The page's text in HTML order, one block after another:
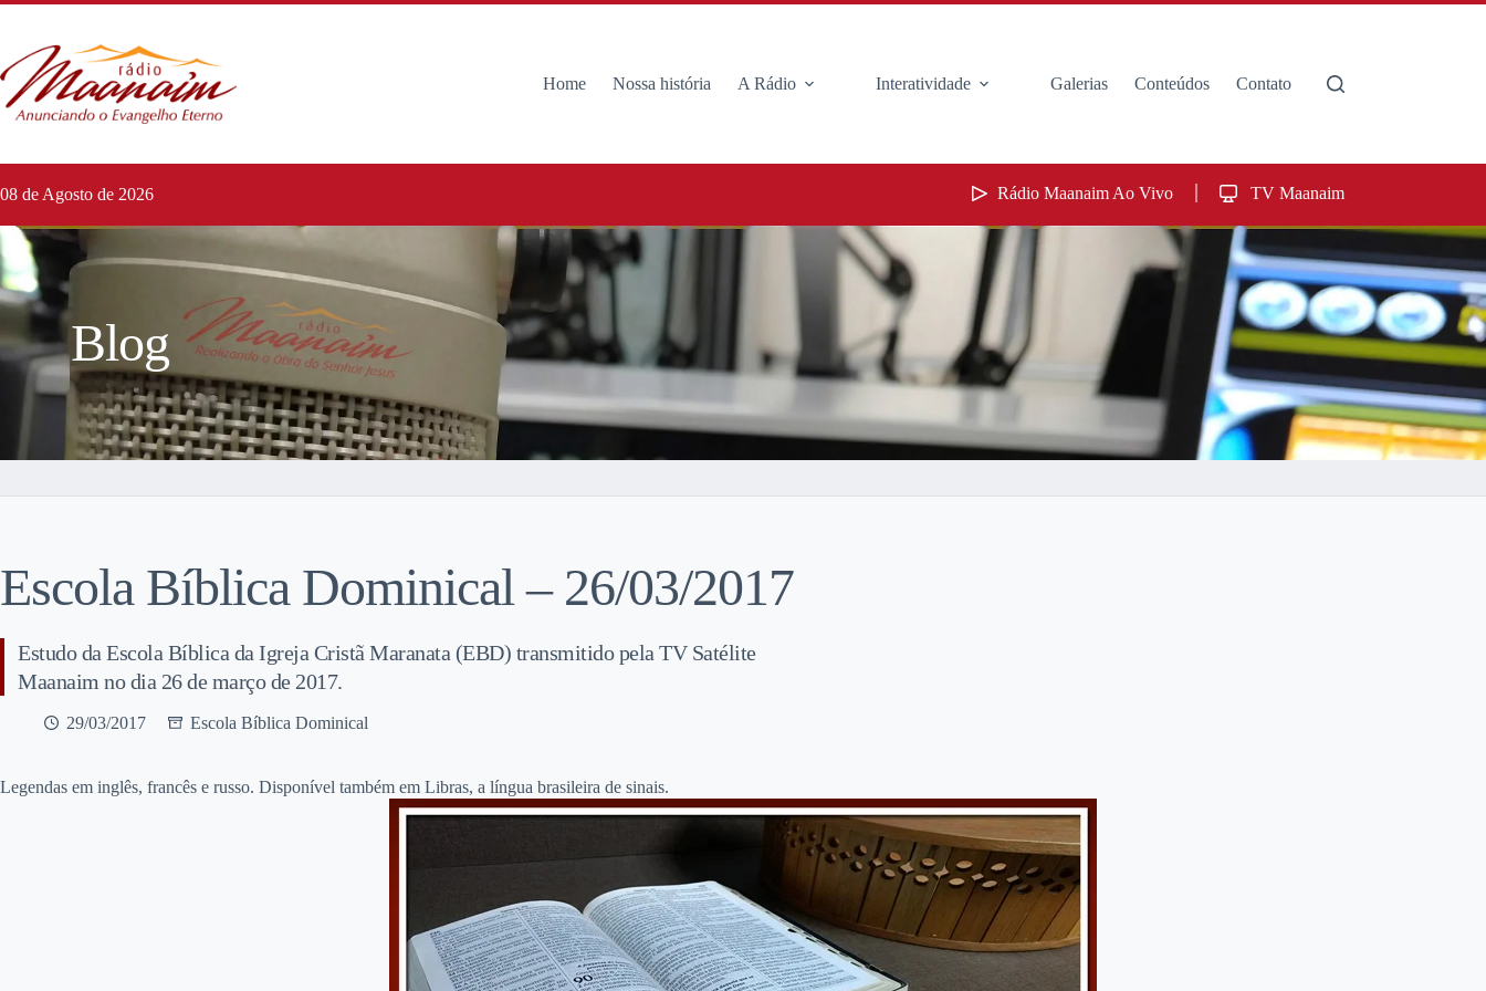
Home Nossa história A Rádio Interatividade Galerias Conteúdos Contato
08 de Agosto de 2026 Rádio Maanaim Ao Vivo TV Maanaim
Blog
Escola Bíblica Dominical – 26/03/2017
Estudo da Escola Bíblica da Igreja Cristã Maranata (EBD) transmitido pela TV Satélite
Maanaim no dia 26 de março de 2017.
29/03/2017 Escola Bíblica Dominical
Legendas em inglês, francês e russo. Disponível também em Libras, a língua brasileira de sinais.